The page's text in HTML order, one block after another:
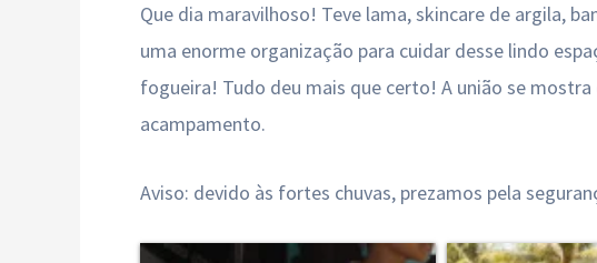
Que dia maravilhoso! Teve lama, skincare de argila,
uma enorme organização para cuidar desse lindo
fogueira! Tudo deu mais que certo! A união se
acampamento.
Aviso: devido às fortes chuvas, prezamos pela